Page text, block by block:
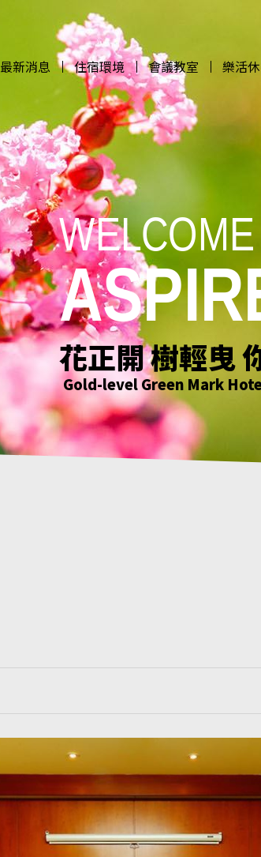
最新消息
住宿環境
住宿環境
會議教室
樂活
花正開 樹輕曳
Gold-level Green Mark
只要席地而坐
Gold-level Green Mark
綠意萌動迎朝曦
Gold-level Green Mark
花正開 樹輕曳
Gold-level Green Mark